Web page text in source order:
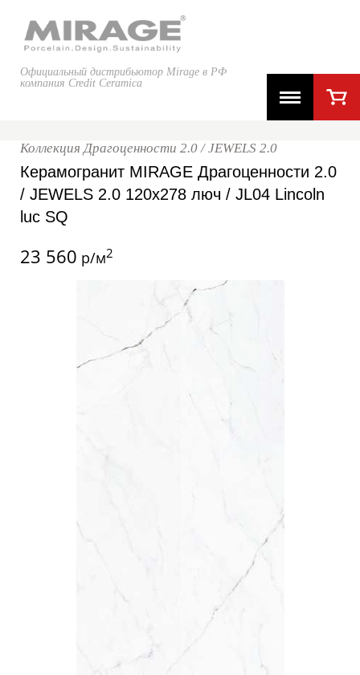
Официальный дистрибьютор Mirage в РФ
компания Credit Ceramica
Коллекция Драгоценности 2.0 / JEWELS 2.0
Керамогранит MIRAGE Драгоценности 2.0
/ JEWELS 2.0 120x278 люч / JL04 Lincoln
luc SQ
23 560 р/м2